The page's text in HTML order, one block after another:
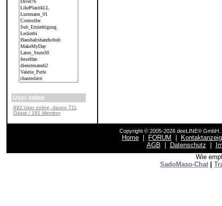
User online
892 User online, davon 711
Gäste / 181 Member
Copyright © 2005-2026 deeLINE®
Home FORUM
AGB
Datenschutz
Wie
SadoMaso-Chat